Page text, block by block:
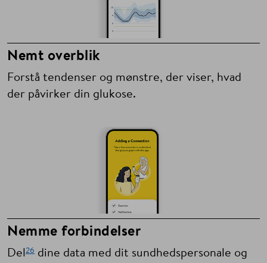
Nemt overblik
Forstå tendenser og mønstre, der viser, hvad
der påvirker din glukose.
Nemme forbindelser
Del26 dine data med dit sundhedspersonale og